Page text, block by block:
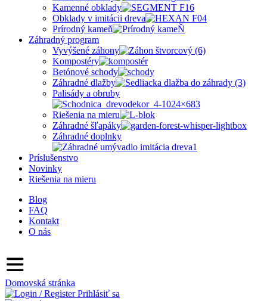
Kamenné obklady
Obklady v imitácii dreva
Prírodný kameň
Záhradný program
Vyvýšené záhony
Kompostéry
Betónové schody
Záhradné dlažby
Palisády a obruby
Riešenia na mieru
Záhradné šľapáky
Záhradné doplnky
Príslušenstvo
Novinky
Riešenia na mieru
Blog
FAQ
Kontakt
O nás
Domovská stránka
Prihlásiť sa